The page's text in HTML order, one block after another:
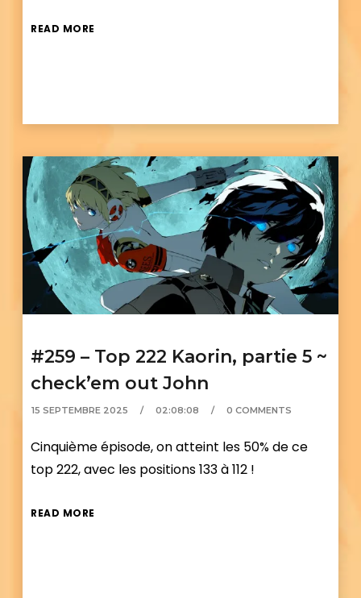
READ MORE
#259 – Top 222 Kaorin, partie 5 ~
check’em out John
15 SEPTEMBRE 2025 02:08:08 0 COMMENTS
Cinquième épisode, on atteint les 50% de ce
top 222, avec les positions 133 à 112 !
READ MORE